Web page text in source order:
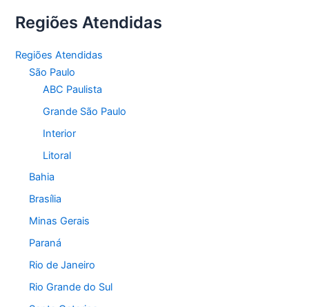
Regiões Atendidas
Regiões Atendidas
São Paulo
ABC Paulista
Grande São Paulo
Interior
Litoral
Bahia
Brasília
Minas Gerais
Paraná
Rio de Janeiro
Rio Grande do Sul